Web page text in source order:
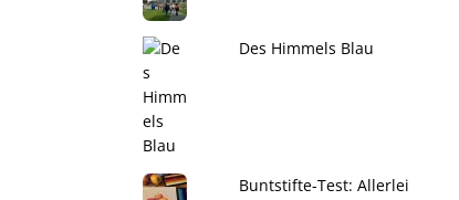
Des Himmels Blau
Buntstifte-Test: Allerlei